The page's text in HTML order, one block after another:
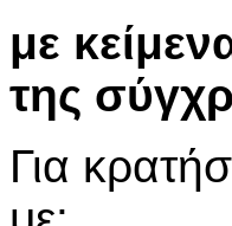
με
της
Για